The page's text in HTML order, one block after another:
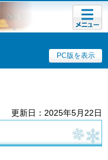
PC版を表示
メニュ
ー
更新日：2025年5月22日